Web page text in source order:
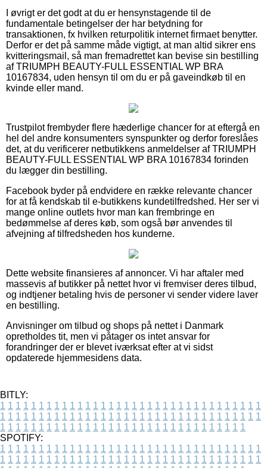
I øvrigt er det godt at du er hensynstagende til de
fundamentale betingelser der har betydning for
transaktionen, fx hvilken returpolitik internet firmaet benytter.
Derfor er det på samme måde vigtigt, at man altid sikrer ens
kvitteringsmail, så man fremadrettet kan bevise sin bestilling
af TRIUMPH BEAUTY-FULL ESSENTIAL WP BRA
10167834, uden hensyn til om du er på gaveindkøb til en
kvinde eller mand.
Trustpilot frembyder flere hæderlige chancer for at eftergå en
hel del andre konsumenters synspunkter og derfor foreslåes
det, at du verificerer netbutikkens anmeldelser af TRIUMPH
BEAUTY-FULL ESSENTIAL WP BRA 10167834 forinden
du lægger din bestilling.
Facebook byder på endvidere en række relevante chancer
for at få kendskab til e-butikkens kundetilfredshed. Her ser vi
mange online outlets hvor man kan frembringe en
bedømmelse af deres køb, som også bør anvendes til
afvejning af tilfredsheden hos kunderne.
Dette website finansieres af annoncer. Vi har aftaler med
massevis af butikker på nettet hvor vi fremviser deres tilbud,
og indtjener betaling hvis de personer vi sender videre laver
en bestilling.
Anvisninger om tilbud og shops på nettet i Danmark
opretholdes tit, men vi påtager os intet ansvar for
forandringer der er blevet iværksat efter at vi sidst
opdaterede hjemmesidens data.
BITLY:
1 1 1 1 1 1 1 1 1 1 1 1 1 1 1 1 1 1 1 1 1 1 1 1 1 1 1 1 1 1 1 1 1 1
1 1 1 1 1 1 1 1 1 1 1 1 1 1 1 1 1 1 1 1 1 1 1 1 1 1 1 1 1 1 1 1 1 1
1 1 1 1 1 1 1 1 1 1 1 1 1 1 1 1 1 1 1 1 1 1 1 1 1 1 1 1 1 1 1 1
SPOTIFY:
1 1 1 1 1 1 1 1 1 1 1 1 1 1 1 1 1 1 1 1 1 1 1 1 1 1 1 1 1 1 1 1 1 1
1 1 1 1 1 1 1 1 1 1 1 1 1 1 1 1 1 1 1 1 1 1 1 1 1 1 1 1 1 1 1 1 1 1